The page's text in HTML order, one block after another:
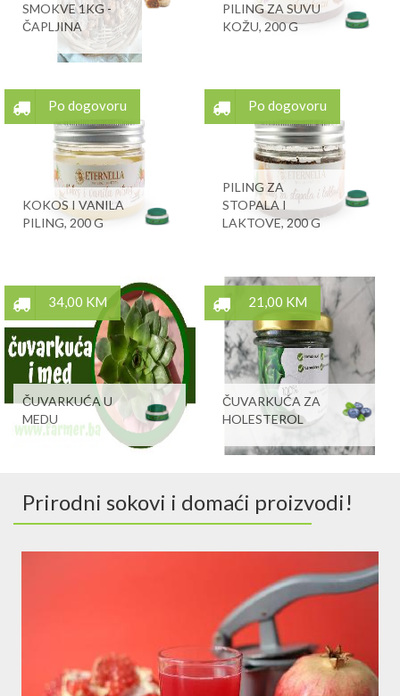
SMOKVE 1KG -
ČAPLJINA
PILING ZA SUVU
KOŽU, 200 G
Po dogovoru
KOKOS I VANILA
PILING, 200 G
Po dogovoru
PILING ZA
STOPALA I
LAKTOVE, 200 G
34,00 KM
ČUVARKUĆA U
MEDU
21,00 KM
ČUVARKUĆA ZA
HOLESTEROL
Prirodni sokovi i domaći proizvodi!